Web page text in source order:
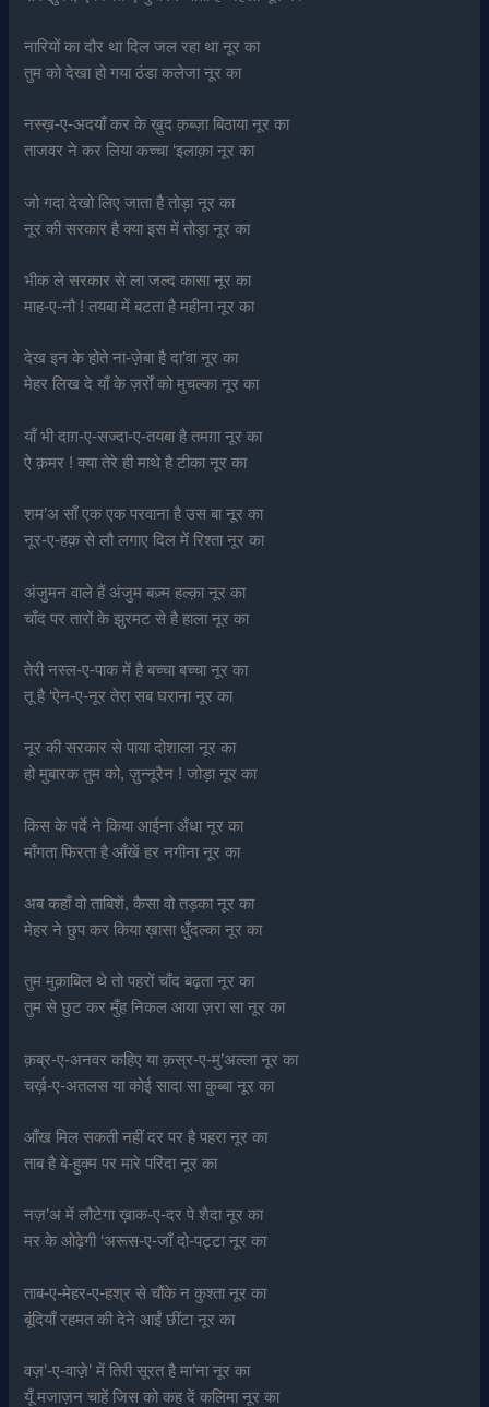
नारियों का दौर था दिल जल रहा था नूर का
तुम को देखा हो गया ठंडा कलेजा नूर का
नस्ख़-ए-अदयाँ कर के ख़ुद क़ब्ज़ा बिठाया नूर का
ताजवर ने कर लिया कच्चा ‘इलाक़ा नूर का
जो गदा देखो लिए जाता है तोड़ा नूर का
नूर की सरकार है क्या इस में तोड़ा नूर का
भीक ले सरकार से ला जल्द कासा नूर का
माह-ए-नौ ! तयबा में बटता है महीना नूर का
देख इन के होते ना-ज़ेबा है दा’वा नूर का
मेहर लिख दे याँ के ज़र्रों को मुचल्का नूर का
याँ भी दाग़-ए-सज्दा-ए-तयबा है तमग़ा नूर का
ऐ क़मर ! क्या तेरे ही माथे है टीका नूर का
शम’अ साँ एक एक परवाना है उस बा नूर का
नूर-ए-हक़ से लौ लगाए दिल में रिश्ता नूर का
अंजुमन वाले हैं अंजुम बज़्म हल्क़ा नूर का
चाँद पर तारों के झुरमट से है हाला नूर का
तेरी नस्ल-ए-पाक में है बच्चा बच्चा नूर का
तू है ‘ऐन-ए-नूर तेरा सब घराना नूर का
नूर की सरकार से पाया दोशाला नूर का
हो मुबारक तुम को, ज़ुन्नूरैन ! जोड़ा नूर का
किस के पर्दे ने किया आईना अँधा नूर का
माँगता फिरता है आँखें हर नगीना नूर का
अब कहाँ वो ताबिशें, कैसा वो तड़का नूर का
मेहर ने छुप कर किया ख़ासा धुँदल्का नूर का
तुम मुक़ाबिल थे तो पहरों चाँद बढ़ता नूर का
तुम से छुट कर मुँह निकल आया ज़रा सा नूर का
क़ब्र-ए-अनवर कहिए या क़स्र-ए-मु’अल्ला नूर का
चर्ख़-ए-अतलस या कोई सादा सा क़ुब्बा नूर का
आँख मिल सकती नहीं दर पर है पहरा नूर का
ताब है बे-हुक्म पर मारे परिंदा नूर का
नज़’अ में लौटेगा ख़ाक-ए-दर पे शैदा नूर का
मर के ओढ़ेगी ‘अरूस-ए-जाँ दो-पट्टा नूर का
ताब-ए-मेहर-ए-हश्र से चौंके न कुश्ता नूर का
बूंदियाँ रहमत की देने आईं छींटा नूर का
वज़’-ए-वाज़े’ में तिरी सूरत है मा’ना नूर का
यूँ मजाज़न चाहें जिस को कह दें कलिमा नूर का